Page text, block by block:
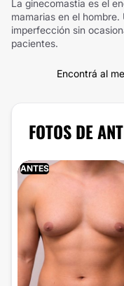
La ginecomastia es el
mamarias en el
imperfección sin
pacientes.
Encontrá al
FOTOS DE
ANTES